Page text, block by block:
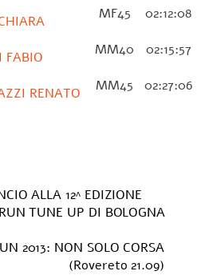
MF45 02:12:08
FABIO MM40 02:15:57
RENATO MM45 02:27:06
ALLA 12^ EDIZIONE
TUNE UP DI BOLOGNA
2013: NON SOLO CORSA
(Rovereto 21.09)